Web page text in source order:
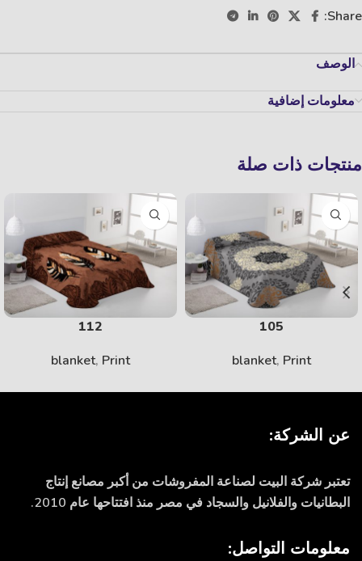
Share:
الوصف
معلومات إضافية
منتجات ذات صلة
105
blanket, Print
112
blanket, Print
عن الشركة:
تعتبر شركة البيت لصناعة المفروشات من أكبر مصانع إنتاج
البطانيات والفلانيل والسجاد في مصر منذ افتتاحها عام 2010.
معلومات التواصل: